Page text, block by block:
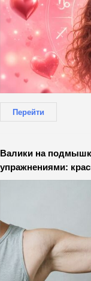
Перейти
Валики на
упражнениями: